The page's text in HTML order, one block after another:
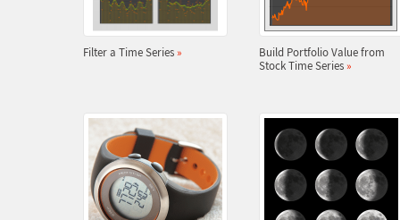
Filter a Time Series »
Build Portfolio Value from
Stock Time Series »